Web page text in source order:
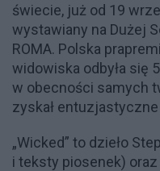
świecie, już od 19
wystawiany na Dużej
ROMA. Polska
widowiska odbyła się
w obecności samych
zyskał
„Wicked” to dzieło
i teksty piosenek)